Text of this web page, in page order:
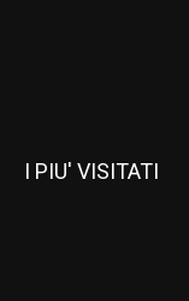
I PIU' VISITATI